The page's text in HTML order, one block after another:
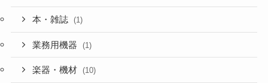
本・雑誌 (1)
業務用機器 (1)
楽器・機材 (10)